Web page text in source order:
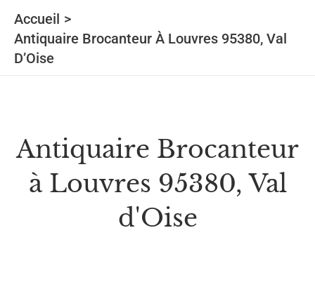
Accueil
Antiquaire Brocanteur À Louvres 95380, Val
D’Oise
Antiquaire Brocanteur
à Louvres 95380, Val
d'Oise